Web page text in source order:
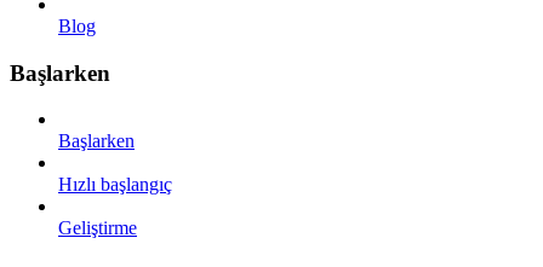
Blog
Başlarken
Başlarken
Hızlı başlangıç
Geliştirme